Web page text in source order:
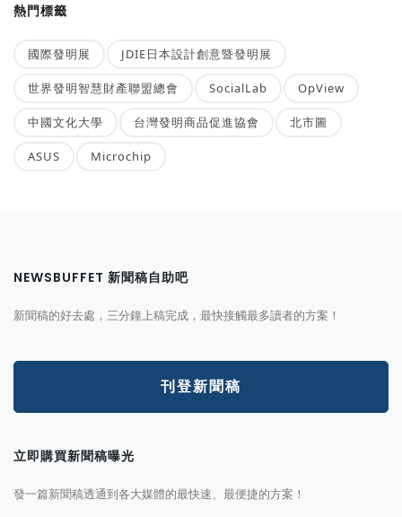
熱門標籤
國際發明展 JDIE日本設計創意暨發明展
世界發明智慧財產聯盟總會 SocialLab OpView
中國文化大學 台灣發明商品促進協會 北市圖
ASUS Microchip
NEWSBUFFET 新聞稿自助吧
新聞稿的好去處，三分鐘上稿完成，最快接觸最多讀者的方案！
刊登新聞稿
立即購買新聞稿曝光
發一篇新聞稿透通到各大媒體的最快速、最便捷的方案！